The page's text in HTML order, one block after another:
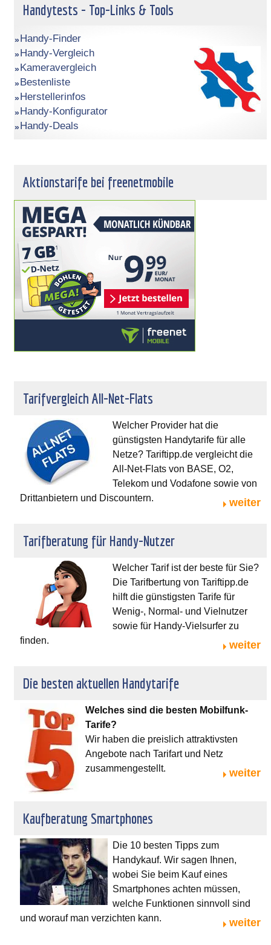
Handytests - Top-Links & Tools
Handy-Finder
Handy-Vergleich
Kameravergleich
Bestenliste
Herstellerinfos
Handy-Konfigurator
Handy-Deals
Aktionstarife bei freenetmobile
Tarifvergleich All-Net-Flats
Welcher Provider hat die
günstigsten Handytarife für alle
Netze? Tariftipp.de vergleicht die
All-Net-Flats von BASE, O2,
Telekom und Vodafone sowie von
Drittanbietern und Discountern.
weiter
Tarifberatung für Handy-Nutzer
Welcher Tarif ist der beste für Sie?
Die Tarifbertung von Tariftipp.de
hilft die günstigsten Tarife für
Wenig-, Normal- und Vielnutzer
sowie für Handy-Vielsurfer zu
finden.
weiter
Die besten aktuellen Handytarife
Welches sind die besten Mobilfunk-
Tarife?
Wir haben die preislich attraktivsten
Angebote nach Tarifart und Netz
zusammengestellt.
weiter
Kaufberatung Smartphones
Die 10 besten Tipps zum
Handykauf. Wir sagen Ihnen,
wobei Sie beim Kauf eines
Smartphones achten müssen,
welche Funktionen sinnvoll sind
und worauf man verzichten kann.
weiter